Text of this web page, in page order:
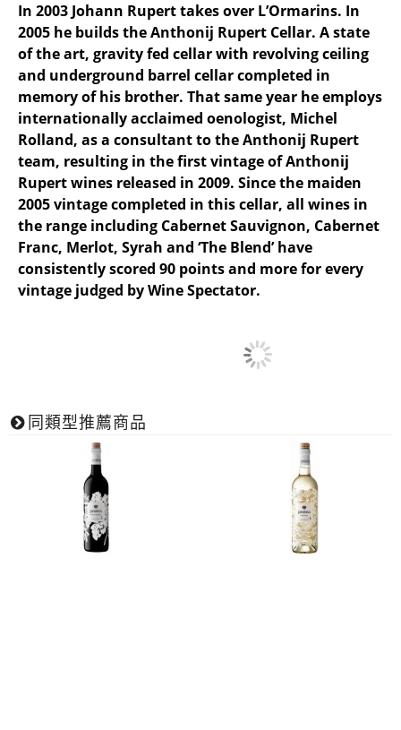
In 2003 Johann Rupert takes over L’Ormarins. In
2005 he builds the Anthonij Rupert Cellar. A state
of the art, gravity fed cellar with revolving ceiling
and underground barrel cellar completed in
memory of his brother. That same year he employs
internationally acclaimed oenologist, Michel
Rolland, as a consultant to the Anthonij Rupert
team, resulting in the first vintage of Anthonij
Rupert wines released in 2009. Since the maiden
2005 vintage completed in this cellar, all wines in
the range including Cabernet Sauvignon, Cabernet
Franc, Merlot, Syrah and ‘The Blend’ have
consistently scored 90 points and more for every
vintage judged by Wine Spectator.
同類型推薦商品